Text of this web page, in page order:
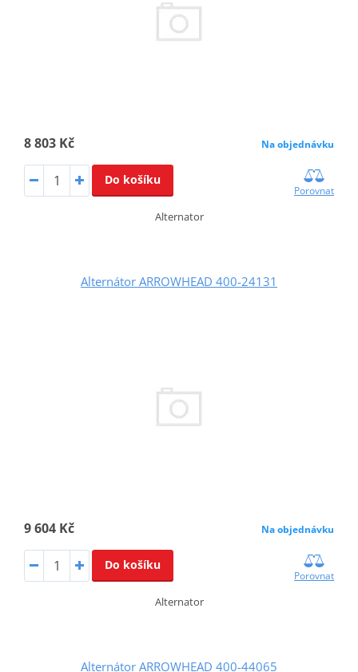
8 803 Kč Na objednávku
Do košíku
Porovnat
Alternator
Alternátor ARROWHEAD 400-24131
9 604 Kč Na objednávku
Do košíku
Porovnat
Alternator
Alternátor ARROWHEAD 400-44065